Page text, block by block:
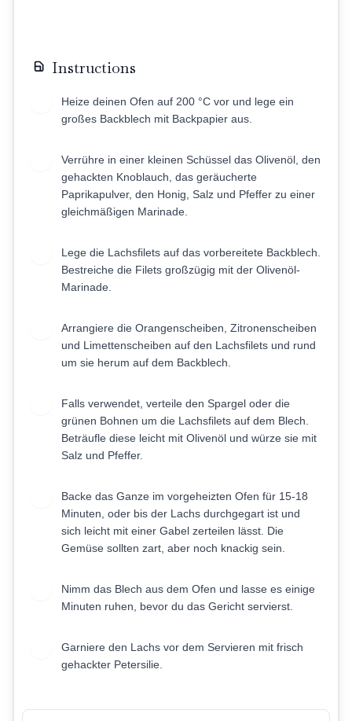
Instructions
Heize deinen Ofen auf 200 °C vor und lege ein
großes Backblech mit Backpapier aus.
Verrühre in einer kleinen Schüssel das Olivenöl, den
gehackten Knoblauch, das geräucherte
Paprikapulver, den Honig, Salz und Pfeffer zu einer
gleichmäßigen Marinade.
Lege die Lachsfilets auf das vorbereitete Backblech.
Bestreiche die Filets großzügig mit der Olivenöl-
Marinade.
Arrangiere die Orangenscheiben, Zitronenscheiben
und Limettenscheiben auf den Lachsfilets und rund
um sie herum auf dem Backblech.
Falls verwendet, verteile den Spargel oder die
grünen Bohnen um die Lachsfilets auf dem Blech.
Beträufle diese leicht mit Olivenöl und würze sie mit
Salz und Pfeffer.
Backe das Ganze im vorgeheizten Ofen für 15-18
Minuten, oder bis der Lachs durchgegart ist und
sich leicht mit einer Gabel zerteilen lässt. Die
Gemüse sollten zart, aber noch knackig sein.
Nimm das Blech aus dem Ofen und lasse es einige
Minuten ruhen, bevor du das Gericht servierst.
Garniere den Lachs vor dem Servieren mit frisch
gehackter Petersilie.